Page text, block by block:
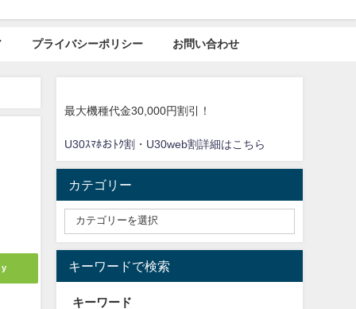
プライバシーポリシー お問い合わせ
最大機種代金30,000円割引！
U30ｽﾏﾎおﾄｸ割・U30web割詳細はこちら
カテゴリー
キーワードで検索
キーワード